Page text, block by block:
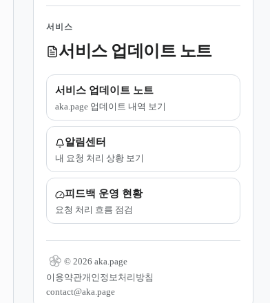
서비스
서비스 업데이트 노트
서비스 업데이트 노트
aka.page 업데이트 내역 보기
알림센터
내 요청 처리 상황 보기
피드백 운영 현황
요청 처리 흐름 점검
© 2026 aka.page
이용약관개인정보처리방침
contact@aka.page